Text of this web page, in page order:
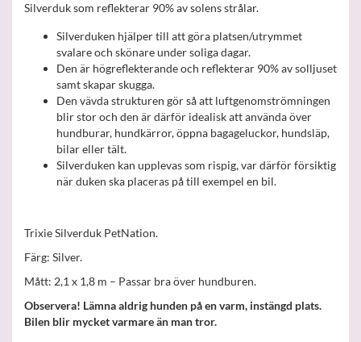
Silverduk som reflekterar 90% av solens strålar.
Silverduken hjälper till att göra platsen/utrymmet
svalare och skönare under soliga dagar.
Den är högreflekterande och reflekterar 90% av solljuset
samt skapar skugga.
Den vävda strukturen gör så att luftgenomströmningen
blir stor och den är därför idealisk att använda över
hundburar, hundkärror, öppna bagageluckor, hundsläp,
bilar eller tält.
Silverduken kan upplevas som rispig, var därför försiktig
när duken ska placeras på till exempel en bil.
Trixie Silverduk PetNation.
Färg: Silver.
Mått: 2,1 x 1,8 m – Passar bra över hundburen.
Observera! Lämna aldrig hunden på en varm, instängd plats.
Bilen blir mycket varmare än man tror.